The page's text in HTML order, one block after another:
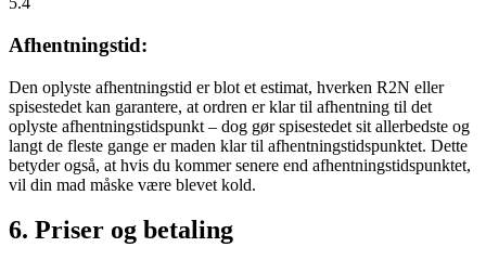
Afhentningstid:
Den oplyste afhentningstid er blot et estimat, hverken R2N eller
spisestedet kan garantere, at ordren er klar til afhentning til det
oplyste afhentningstidspunkt – dog gør spisestedet sit allerbedste og
langt de fleste gange er maden klar til afhentningstidspunktet. Dette
betyder også, at hvis du kommer senere end afhentningstidspunktet,
vil din mad måske være blevet kold.
6. Priser og betaling